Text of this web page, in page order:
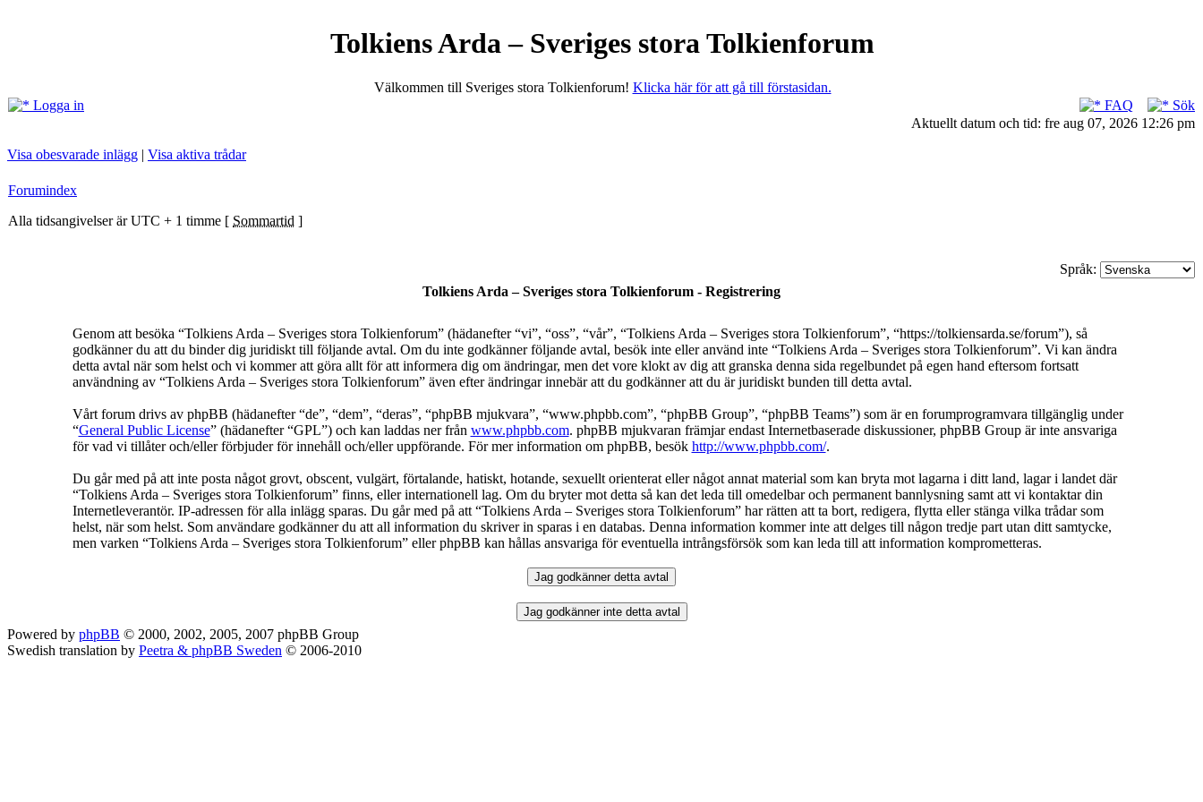
Tolkiens Arda – Sveriges stora Tolkienforum
Välkommen till Sveriges stora Tolkienforum! Klicka här för att gå till förstasidan.
Logga in
FAQ
Sök
Aktuellt datum och tid: fre aug 07, 2026 12:26 pm
Visa obesvarade inlägg | Visa aktiva trådar
Forumindex
Alla tidsangivelser är UTC + 1 timme [ Sommartid ]
Språk:
Tolkiens Arda – Sveriges stora Tolkienforum - Registrering
Genom att besöka “Tolkiens Arda – Sveriges stora Tolkienforum” (hädanefter “vi”, “oss”, “vår”, “Tolkiens Arda – Sveriges stora Tolkienforum”, “https://tolkiensarda.se/forum”), så
godkänner du att du binder dig juridiskt till följande avtal. Om du inte godkänner följande avtal, besök inte eller använd inte “Tolkiens Arda – Sveriges stora Tolkienforum”. Vi kan ändra
detta avtal när som helst och vi kommer att göra allt för att informera dig om ändringar, men det vore klokt av dig att granska denna sida regelbundet på egen hand eftersom fortsatt
användning av “Tolkiens Arda – Sveriges stora Tolkienforum” även efter ändringar innebär att du godkänner att du är juridiskt bunden till detta avtal.
Vårt forum drivs av phpBB (hädanefter “de”, “dem”, “deras”, “phpBB mjukvara”, “www.phpbb.com”, “phpBB Group”, “phpBB Teams”) som är en forumprogramvara tillgänglig under
“General Public License” (hädanefter “GPL”) och kan laddas ner från www.phpbb.com. phpBB mjukvaran främjar endast Internetbaserade diskussioner, phpBB Group är inte ansvariga
för vad vi tillåter och/eller förbjuder för innehåll och/eller uppförande. För mer information om phpBB, besök http://www.phpbb.com/.
Du går med på att inte posta något grovt, obscent, vulgärt, förtalande, hatiskt, hotande, sexuellt orienterat eller något annat material som kan bryta mot lagarna i ditt land, lagar i landet där
“Tolkiens Arda – Sveriges stora Tolkienforum” finns, eller internationell lag. Om du bryter mot detta så kan det leda till omedelbar och permanent bannlysning samt att vi kontaktar din
Internetleverantör. IP-adressen för alla inlägg sparas. Du går med på att “Tolkiens Arda – Sveriges stora Tolkienforum” har rätten att ta bort, redigera, flytta eller stänga vilka trådar som
helst, när som helst. Som användare godkänner du att all information du skriver in sparas i en databas. Denna information kommer inte att delges till någon tredje part utan ditt samtycke,
men varken “Tolkiens Arda – Sveriges stora Tolkienforum” eller phpBB kan hållas ansvariga för eventuella intrångsförsök som kan leda till att information komprometteras.
Powered by phpBB © 2000, 2002, 2005, 2007 phpBB Group
Swedish translation by Peetra & phpBB Sweden © 2006-2010